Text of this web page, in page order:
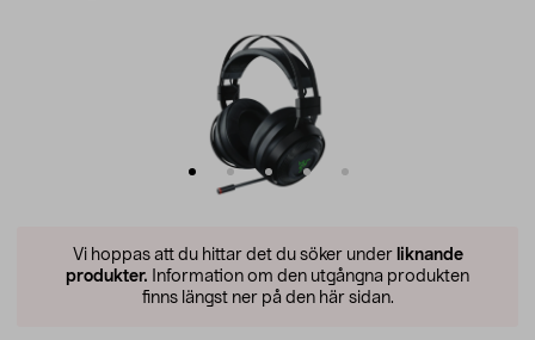
Vi hoppas att du hittar det du söker under liknande
produkter. Information om den utgångna produkten
finns längst ner på den här sidan.